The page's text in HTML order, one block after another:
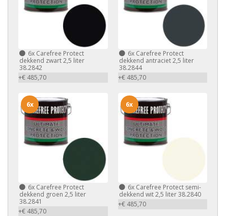
6x Carefree Protect
dekkend zwart 2,5 liter
38.2842
+€ 485,70
6xCarefree Protect
dekkend antraciet 2,5 liter
38.2844
+€ 485,70
6x Carefree Protect
dekkend groen 2,5 liter
38.2841
+€ 485,70
6x
6xCarefree Protect semi-
dekkend wit 2,5 liter 38.2840
+€ 485,70
6x